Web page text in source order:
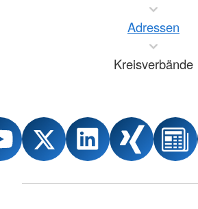
Adressen
Kreisverbände